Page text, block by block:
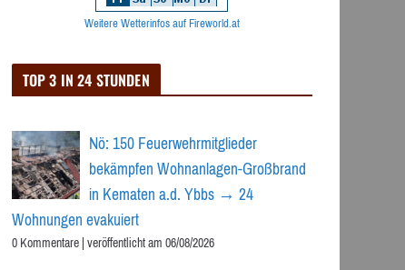
Weitere Wetterinfos auf Fireworld.at
TOP 3 IN 24 STUNDEN
Nö: 150 Feuerwehrmitglieder
bekämpfen Wohnanlagen-Großbrand
in Kematen a.d. Ybbs → 24
Wohnungen evakuiert
0 Kommentare|veröffentlicht am 06/08/2026